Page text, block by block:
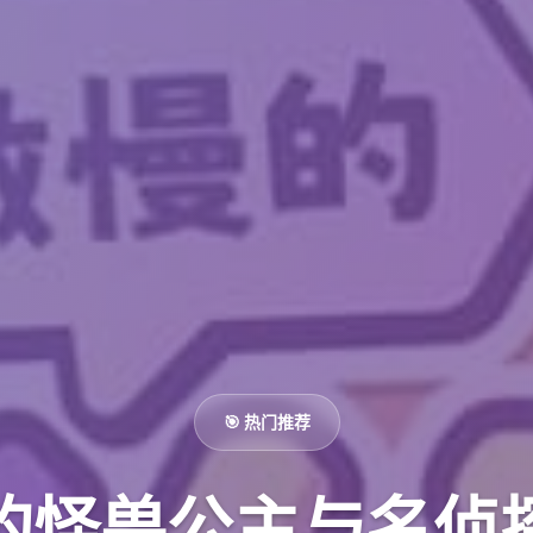
🎯 热门推荐